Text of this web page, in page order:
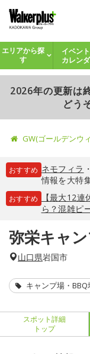
エリアから探
す
イベント
カレン
2026年の更新は
どう
GW(ゴールデンウ
おすすめ ネモフィラ ・
情報を大特
おすすめ
【最大12
ら？混雑ピ
弥栄キャ
山口県岩国市
キャンプ場・BBQ
スポット詳細
トップ